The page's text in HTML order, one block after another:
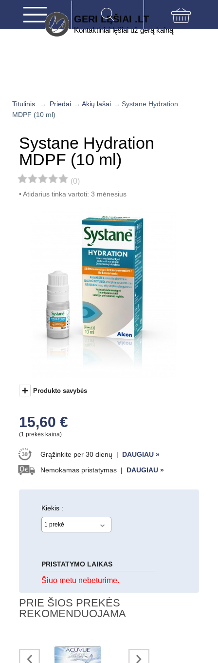
GERI LĘŠIAI .LT
Kontaktiniai lęšiai už gerą kainą
Titulinis → Priedai → Akių lašai → Systane Hydration
MDPF (10 ml)
Systane Hydration
MDPF (10 ml)
(0)
Atidarius tinka vartoti: 3 mėnesius
+ Produkto savybės
15,60 €
(1 prekės kaina)
Grąžinkite per 30 dienų |
DAUGIAU »
Nemokamas pristatymas | DAUGIAU »
Kiekis :
PRISTATYMO LAIKAS
Šiuo metu nebeturime.
PRIE ŠIOS PREKĖS
REKOMENDUOJAMA